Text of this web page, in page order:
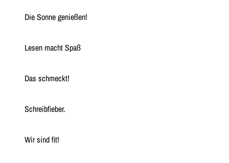
Die Sonne genießen!
Lesen macht Spaß
Das schmeckt!
Schreibfieber.
Wir sind fit!